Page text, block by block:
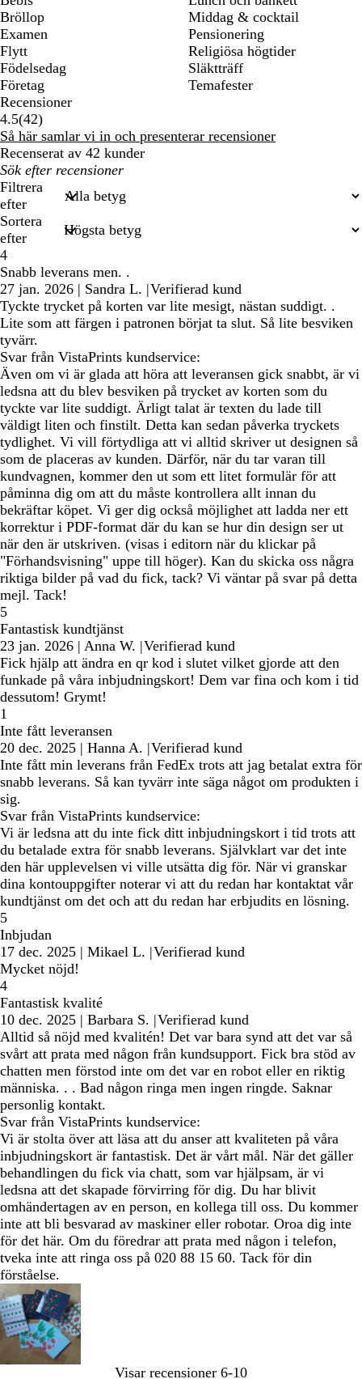
Bröllop
Examen
Flytt
Födelsedag
Företag
Middag & cocktail
Pensionering
Religiösa högtider
Släktträff
Temafester
Recensioner
4.5(4242
recensioner
)
Så här samlar vi in och presenterar recensioner
Recenserat av 42 kunder
Mina
inmatade
sökningar
Filtrera
efter
Sortera
efter
4
Snabb leverans men. .
27 jan. 2026 | Sandra L. |Verifierad kund
Tyckte trycket på korten var lite mesigt, nästan suddigt. .
Lite som att färgen i patronen börjat ta slut. Så lite besviken
tyvärr.
Svar från VistaPrints kundservice:
Även om vi är glada att höra att leveransen gick snabbt, är vi
ledsna att du blev besviken på trycket av korten som du
tyckte var lite suddigt. Ärligt talat är texten du lade till
väldigt liten och finstilt. Detta kan sedan påverka tryckets
tydlighet. Vi vill förtydliga att vi alltid skriver ut designen så
som de placeras av kunden. Därför, när du tar varan till
kundvagnen, kommer den ut som ett litet formulär för att
påminna dig om att du måste kontrollera allt innan du
bekräftar köpet. Vi ger dig också möjlighet att ladda ner ett
korrektur i PDF-format där du kan se hur din design ser ut
när den är utskriven. (visas i editorn när du klickar på
"Förhandsvisning" uppe till höger). Kan du skicka oss några
riktiga bilder på vad du fick, tack? Vi väntar på svar på detta
mejl. Tack!
5
Fantastisk kundtjänst
23 jan. 2026 | Anna W. |Verifierad kund
Fick hjälp att ändra en qr kod i slutet vilket gjorde att den
funkade på våra inbjudningskort! Dem var fina och kom i tid
dessutom! Grymt!
1
Inte fått leveransen
20 dec. 2025 | Hanna A. |Verifierad kund
Inte fått min leverans från FedEx trots att jag betalat extra för
snabb leverans. Så kan tyvärr inte säga något om produkten i
sig.
Svar från VistaPrints kundservice:
Vi är ledsna att du inte fick ditt inbjudningskort i tid trots att
du betalade extra för snabb leverans. Självklart var det inte
den här upplevelsen vi ville utsätta dig för. När vi granskar
dina kontouppgifter noterar vi att du redan har kontaktat vår
kundtjänst om det och att du redan har erbjudits en lösning.
5
Inbjudan
17 dec. 2025 | Mikael L. |Verifierad kund
Mycket nöjd!
4
Fantastisk kvalité
10 dec. 2025 | Barbara S. |Verifierad kund
Alltid så nöjd med kvalitén! Det var bara synd att det var så
svårt att prata med någon från kundsupport. Fick bra stöd av
chatten men förstod inte om det var en robot eller en riktig
människa. . . Bad någon ringa men ingen ringde. Saknar
personlig kontakt.
Svar från VistaPrints kundservice:
Vi är stolta över att läsa att du anser att kvaliteten på våra
inbjudningskort är fantastisk. Det är vårt mål. När det gäller
behandlingen du fick via chatt, som var hjälpsam, är vi
ledsna att det skapade förvirring för dig. Du har blivit
omhändertagen av en person, en kollega till oss. Du kommer
inte att bli besvarad av maskiner eller robotar. Oroa dig inte
för det här. Om du föredrar att prata med någon i telefon,
tveka inte att ringa oss på 020 88 15 60. Tack för din
förståelse.
Visar recensioner 6-10